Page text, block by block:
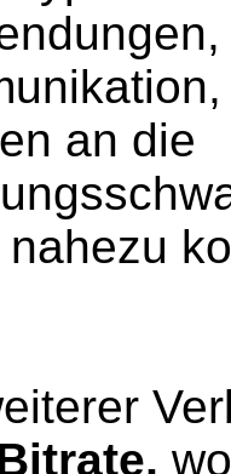
an die